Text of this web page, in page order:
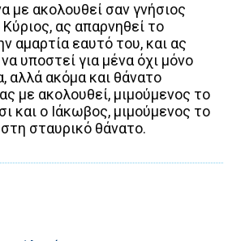
με ακολουθεί σαν γνήσιος
ας απαρνηθεί το
αμαρτία εαυτό του, και ας
υποστεί για μένα όχι μόνο
αλλά ακόμα και θάνατο
με ακολουθεί, μιμούμενος το
και ο Ιάκωβος, μιμούμενος το
σταυρικό θάνατο.